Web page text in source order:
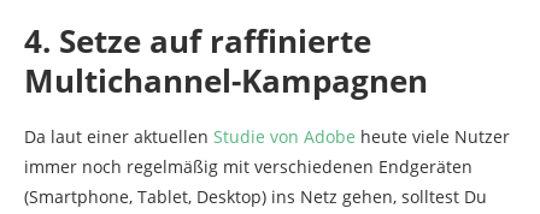
4. Setze auf raffinierte
Multichannel-Kampagnen
Da laut einer aktuellen Studie von Adobe heute viele Nutzer
immer noch regelmäßig mit verschiedenen Endgeräten
(Smartphone, Tablet, Desktop) ins Netz gehen, solltest Du